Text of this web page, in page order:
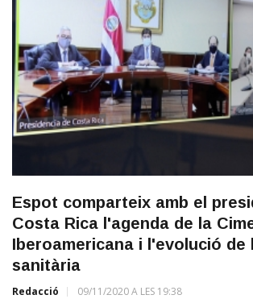
Espot comparteix amb el
Costa Rica l'agenda de la
Iberoamericana i l'evolució de
sanitària
Redacció 09/11/2020 A LES 19:38